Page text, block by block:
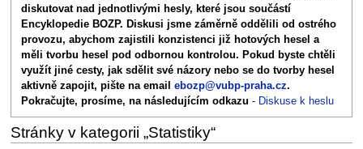
diskutovat nad jednotlivými hesly, které jsou součástí
Encyklopedie BOZP. Diskusi jsme záměrně oddělili od ostrého
provozu, abychom zajistili konzistenci již hotových hesel a
měli tvorbu hesel pod odbornou kontrolou. Pokud byste chtěli
využít jiné cesty, jak sdělit své názory nebo se do tvorby hesel
aktivně zapojit, pište na emailebozp@vubp-praha.cz.
Pokračujte, prosíme, na následujícím odkazu - Diskuse k heslu
Stránky v kategorii „Statistiky“